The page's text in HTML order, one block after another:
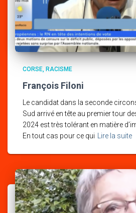
CORSE RACISME
François Filoni
Le candidat dans la seconde
Sud arrivé en tête au premier tour
2024 est très tolérant en matière
En tout cas pour ce qui Lire la suite